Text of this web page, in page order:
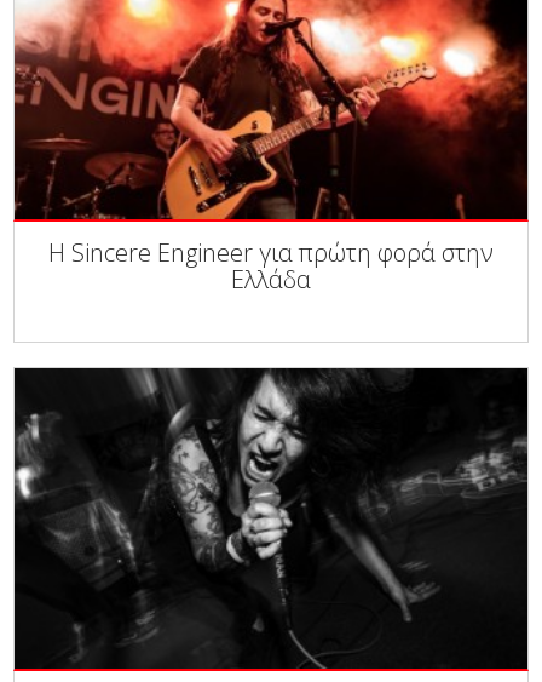
Η Sincere Engineer για πρώτη φορά στην
Ελλάδα